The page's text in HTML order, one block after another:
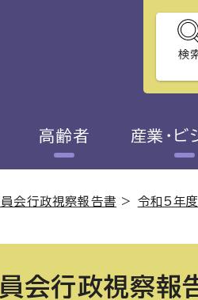
検
高齢者 産業・ビ
会行政視察報告書 > 令和5年
会行政視察報